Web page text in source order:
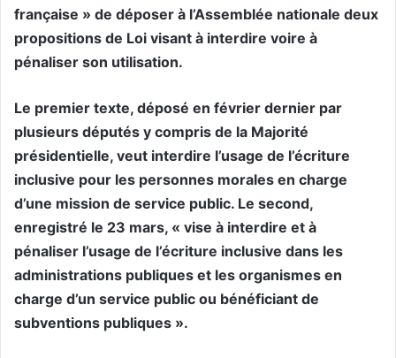
française » de déposer à l’Assemblée nationale deux
propositions de Loi visant à interdire voire à
pénaliser son utilisation.
Le premier texte, déposé en février dernier par
plusieurs députés y compris de la Majorité
présidentielle, veut interdire l’usage de l’écriture
inclusive pour les personnes morales en charge
d’une mission de service public. Le second,
enregistré le 23 mars, « vise à interdire et à
pénaliser l’usage de l’écriture inclusive dans les
administrations publiques et les organismes en
charge d’un service public ou bénéficiant de
subventions publiques ».